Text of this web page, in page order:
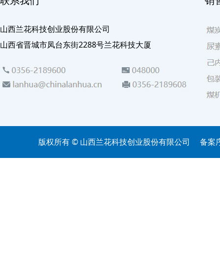
山西兰花科技创业股份有限公司
山西省晋城市凤台东街2288号兰花科技大厦
版权所有 © 山西兰花科技创业股份有限公司 备案